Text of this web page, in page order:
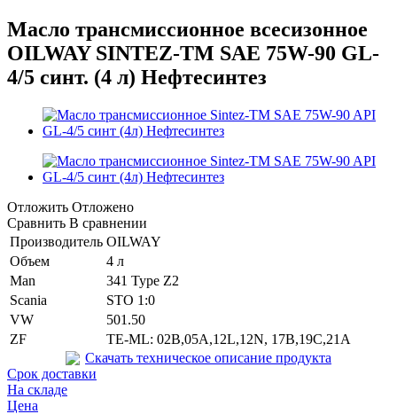
Масло трансмиссионное всесизонное
OILWAY SINTEZ-TM SAE 75W-90 GL-
4/5 синт. (4 л) Нефтесинтез
Отложить Отложено
Сравнить В сравнении
Производитель OILWAY
Объем
4 л
Man
341 Type Z2
Scania
STO 1:0
VW
501.50
ZF
TE-ML: 02B,05A,12L,12N, 17B,19C,21A
Скачать техническое описание продукта
Срок доставки
На складе
Цена